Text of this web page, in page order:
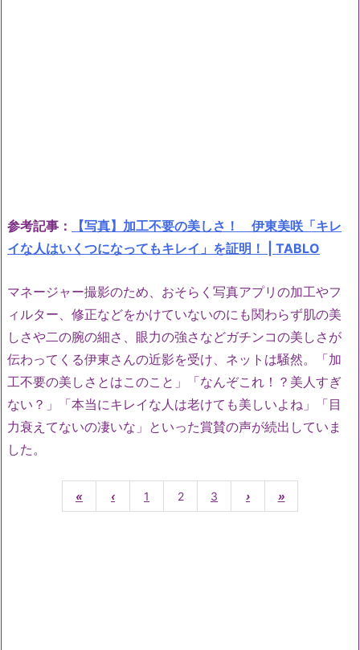
参考記事：
【写真】加工不要の美しさ！ 伊東美咲「キレ
イな人はいくつになってもキレイ」を証明！ | TABLO
マネージャー撮影のため、おそらく写真アプリの加工やフ
ィルター、修正などをかけていないのにも関わらず肌の美
しさや二の腕の細さ、眼力の強さなどガチンコの美しさが
伝わってくる伊東さんの近影を受け、ネットは騒然。「加
工不要の美しさとはこのこと」「なんぞこれ！？美人すぎ
ない？」「本当にキレイな人は老けても美しいよね」「目
力衰えてないの凄いな」といった賞賛の声が続出していま
した。
« ‹ 1 2 3 › »